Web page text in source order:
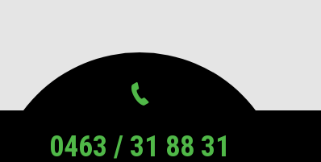
0463 / 31 88 31